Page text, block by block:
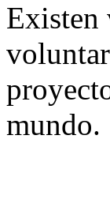
Existen
mundo.